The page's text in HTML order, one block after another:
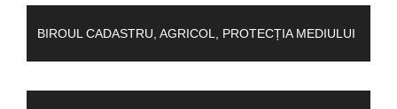
BIROUL CADASTRU, AGRICOL, PROTECȚIA MEDIULUI